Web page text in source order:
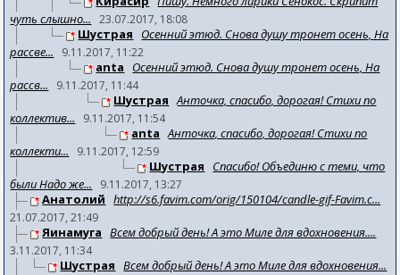
чуть слышно...
23.07.2017, 18:08
Шустрая
Осенний этюд. Снова душу тронет осень, На
рассве...
9.11.2017, 11:22
anta
Осенний этюд. Снова душу тронет осень, На
рассв...
9.11.2017, 11:44
Шустрая Анточка, спасибо, дорогая! Стихи по
коллектив...
9.11.2017, 11:54
anta Анточка, спасибо, дорогая! Стихи по
коллекти...
9.11.2017, 12:59
Шустрая
Спасибо! Объединю с теми, что
были Надо же...
9.11.2017, 13:27
Анатолий http://s6.favim.com/orig/150104/candle-gif-Favim.c...
21.07.2017, 21:49
Яинамуга Всем добрый день! А это Миле для вдохновения....
3.11.2017, 11:34
Шустрая Всем добрый день! А это Миле для вдохновения...